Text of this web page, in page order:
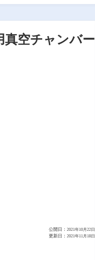
真空チャンバー
公開日： 2021年10月22日
更新日： 2021年11月18日